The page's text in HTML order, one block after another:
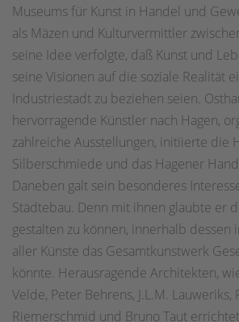
Museums für Kunst in Handel und
als Mäzen und Kulturvermittler
seine Idee verfolgte, daß Kunst und
seine Visionen auf die soziale Realität
Industriestadt zu beziehen seien.
hervorragende Künstler nach Hagen,
zahlreiche Ausstellungen, initiierte die
Silberschmiede und das Hagener
Daneben galt sein besonderes
Städtebau. Denn mit ihnen glaubte er
gestalten zu können, innerhalb dessen
aller Künste das Gesamtkunstwerk
könnte. Herausragende Architekten,
Velde, Peter Behrens, J.L.M. Lauweriks,
Riemerschmid und Bruno Taut